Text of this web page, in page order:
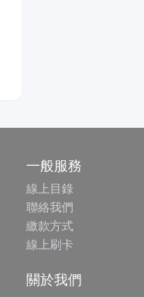
一般服務
線上目錄
聯絡我們
繳款方式
線上刷卡
關於我們